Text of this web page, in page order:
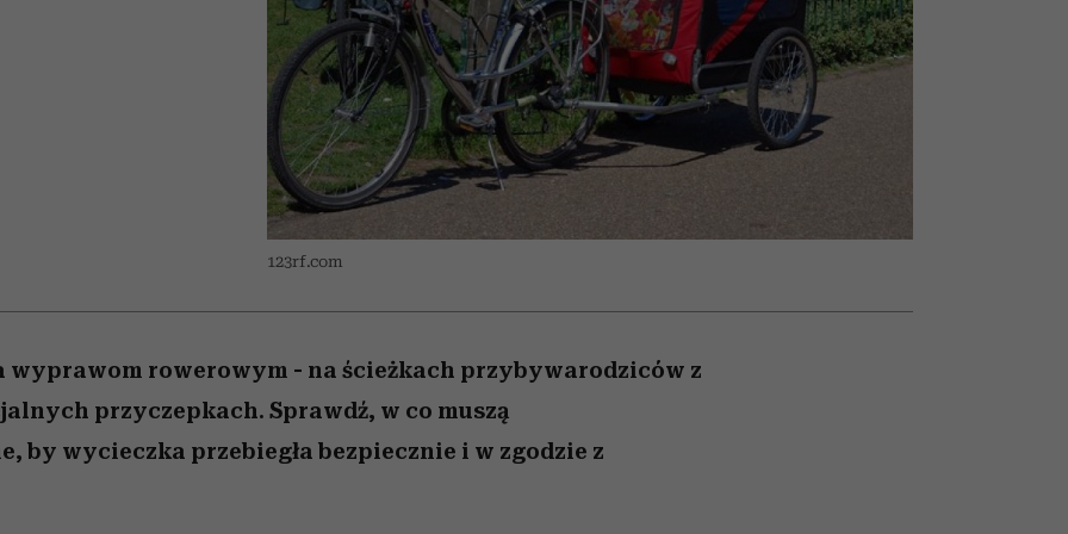
123rf.com
wyprawom rowerowym - na ścieżkach przybywarodziców z
przyczepkach. Sprawdź, w co muszą
by wycieczka przebiegła bezpiecznie i w zgodzie z